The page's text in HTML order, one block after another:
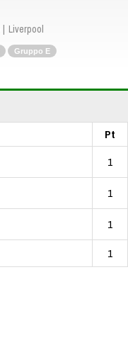
Liverpool
Gruppo E
Pt
1
1
1
1